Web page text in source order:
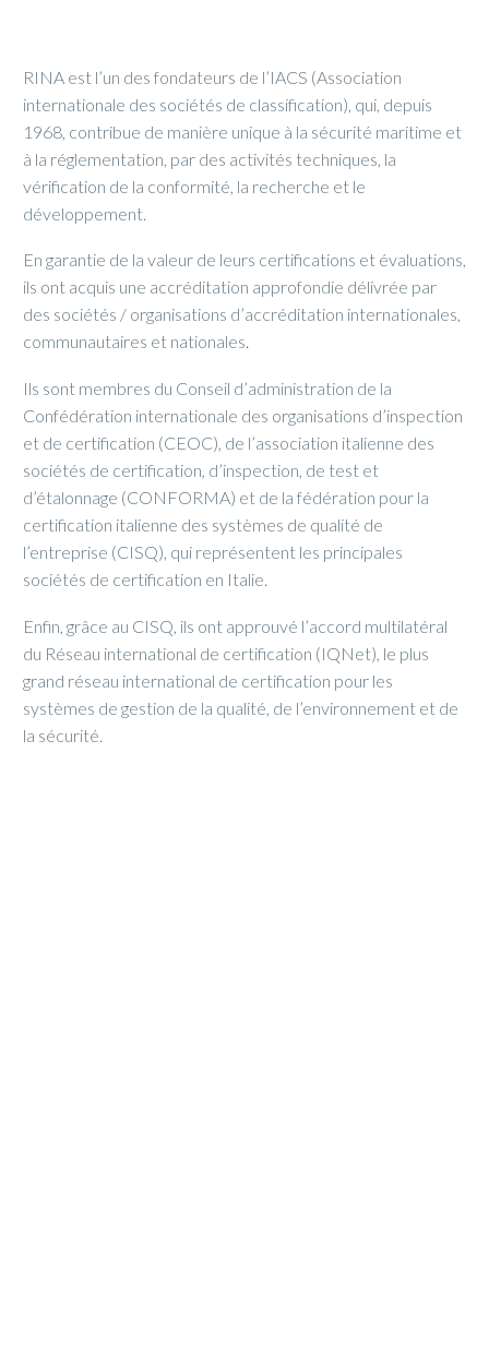
RINA est l’un des fondateurs de l’IACS (Association
internationale des sociétés de classification), qui, depuis
1968, contribue de manière unique à la sécurité maritime et
à la réglementation, par des activités techniques, la
vérification de la conformité, la recherche et le
développement.
En garantie de la valeur de leurs certifications et évaluations,
ils ont acquis une accréditation approfondie délivrée par
des sociétés / organisations d’accréditation internationales,
communautaires et nationales.
Ils sont membres du Conseil d’administration de la
Confédération internationale des organisations d’inspection
et de certification (CEOC), de l’association italienne des
sociétés de certification, d’inspection, de test et
d’étalonnage (CONFORMA) et de la fédération pour la
certification italienne des systèmes de qualité de
l’entreprise (CISQ), qui représentent les principales
sociétés de certification en Italie.
Enfin, grâce au CISQ, ils ont approuvé l’accord multilatéral
du Réseau international de certification (IQNet), le plus
grand réseau international de certification pour les
systèmes de gestion de la qualité, de l’environnement et de
la sécurité.